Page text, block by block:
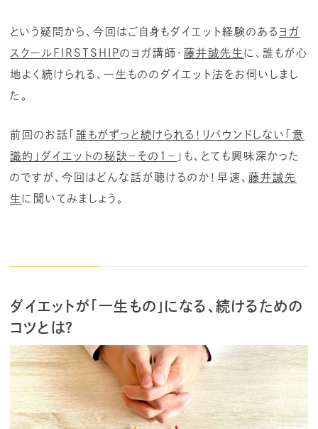
という疑問から、今回はご自身もダイエット経験のある ヨガ
スクールFIRSTSHIPのヨガ講師・ 藤井誠先生 に、誰もが心
地よく続けられる、一生もののダイエット法をお伺いしまし
た。
前回のお話「 誰もがずっと続けられる！リバウンドしない「意
識的」ダイエットの秘訣－その１－ 」も、とても興味深かった
のですが、今回はどんな話が聴けるのか！早速、 藤井誠先
生 に聞いてみましょう。
ダイエットが「一生もの」になる、続けるための
コツとは？